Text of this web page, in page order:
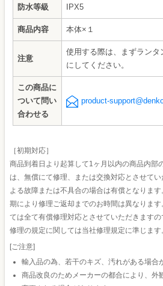
防水等級 IPX5
商品内容 本体×１
注意
使用する際は、まずランタ
にしてください。
この商品に
ついて問い
合わせる
product-
［初期対応］
商品到着日より起算して1ヶ月以内の商品内部
は、無償にて修理、または交換対応とさせて
よる故障または不具合の場合は有償となりま
期により修理ご返却までのお時間は異なりま
ては全て有償修理対応とさせていただきますの
修理の規定に関しては当社修理規定に準じます
[ご注意]
輸入品の為、若干のキズ、汚れがある場合
商品改良のためメーカーの都合により、外